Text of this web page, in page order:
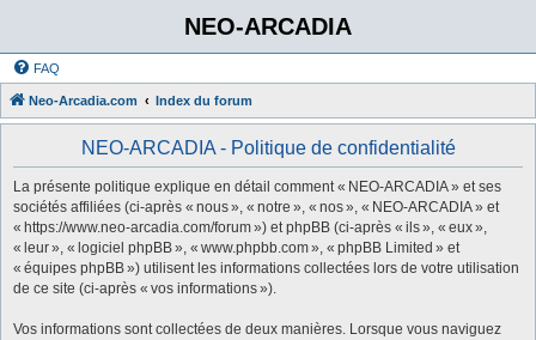
NEO-ARCADIA
FAQ
Neo-Arcadia.com Index du forum
NEO-ARCADIA - Politique de confidentialité
La présente politique explique en détail comment « NEO-ARCADIA » et ses
sociétés affiliées (ci-après « nous », « notre », « nos », « NEO-ARCADIA » et
« https://www.neo-arcadia.com/forum ») et phpBB (ci-après « ils », « eux »,
« leur », « logiciel phpBB », « www.phpbb.com », « phpBB Limited » et
« équipes phpBB ») utilisent les informations collectées lors de votre utilisation
de ce site (ci-après « vos informations »).
Vos informations sont collectées de deux manières. Lorsque vous naviguez